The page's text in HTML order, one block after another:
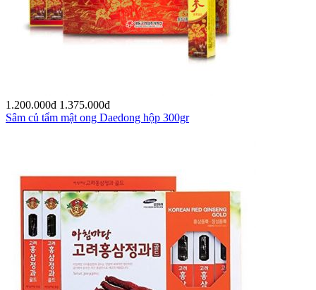
1.200.000đ 1.375.000đ
Sâm củ tẩm mật ong Daedong hộp 300gr